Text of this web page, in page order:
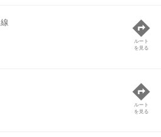
ルート
を見る
ルート
を見る